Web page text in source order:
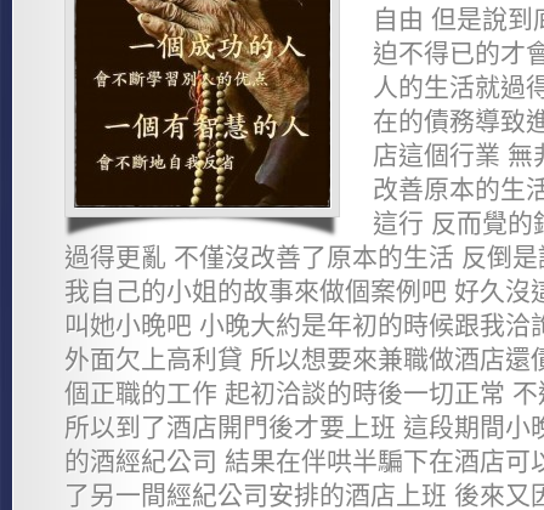
自由 但是說到
迫不得已的才
人的生活就過
在的債務導致
店這個行業 無
改善原本的生
這行 反而覺的
過得更亂 不僅沒改善了原本的生活 反倒
我自己的小姐的故事來做個案例吧 好久沒
叫她小晚吧 小晚大約是年初的時候跟我洽
外面欠上高利貸 所以想要來兼職做酒店還
個正職的工作 起初洽談的時後一切正常
所以到了酒店開門後才要上班 這段期間小
的酒經紀公司 結果在伴哄半騙下在酒店可
了另一間經紀公司安排的酒店上班 後來又